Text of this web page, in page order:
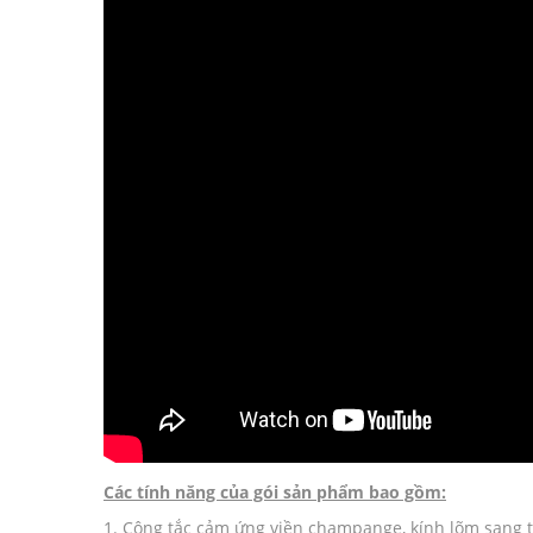
Các tính năng của gói sản phẩm bao gồm:
1. Công tắc cảm ứng viền champange, kính lõm sang